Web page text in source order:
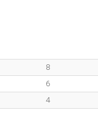
8
6
4